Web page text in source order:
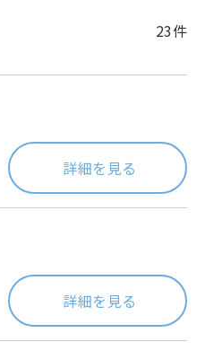
23件
詳細を見る
詳細を見る